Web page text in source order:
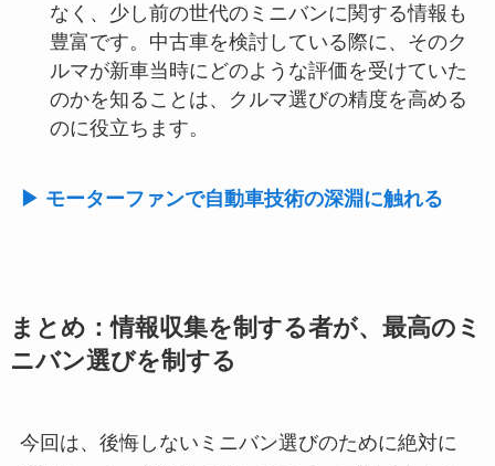
なく、少し前の世代のミニバンに関する情報も
豊富です。中古車を検討している際に、そのク
ルマが新車当時にどのような評価を受けていた
のかを知ることは、クルマ選びの精度を高める
のに役立ちます。
▶ モーターファンで自動車技術の深淵に触れる
まとめ：情報収集を制する者が、最高のミ
ニバン選びを制する
今回は、後悔しないミニバン選びのために絶対に